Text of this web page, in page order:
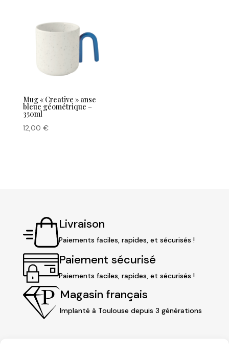
Mug « Creative » anse
bleue géométrique –
350ml
12,00 €
Livraison
Paiements faciles, rapides, et sécurisés !
Paiement sécurisé
Paiements faciles, rapides, et sécurisés !
Magasin français
Implanté à Toulouse depuis 3 générations